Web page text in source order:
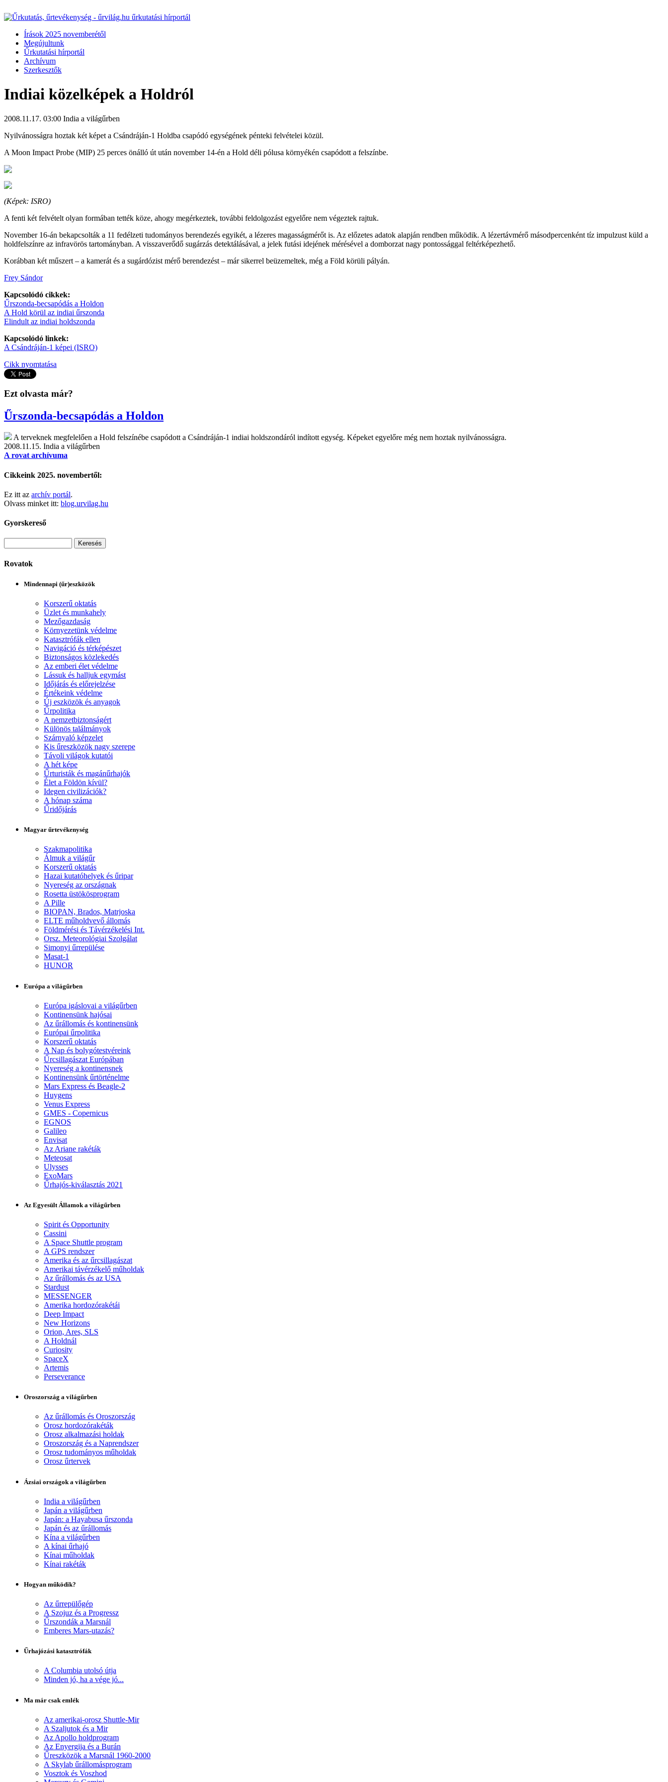
Írások 2025 novemberétől
Megújultunk
Űrkutatási hírportál
Archívum
Szerkesztők
Indiai közelképek a Holdról
2008.11.17. 03:00 India a világűrben
Nyilvánosságra hoztak két képet a Csándráján-1 Holdba csapódó egységének pénteki felvételei közül.
A Moon Impact Probe (MIP) 25 perces önálló út után november 14-én a Hold déli pólusa környékén csapódott a felszínbe.
(Képek: ISRO)
A fenti két felvételt olyan formában tették köze, ahogy megérkeztek, további feldolgozást egyelőre nem végeztek rajtuk.
November 16-án bekapcsolták a 11 fedélzeti tudományos berendezés egyikét, a lézeres magasságmérőt is. Az előzetes adatok alapján rendben működik. A lézertávmérő másodpercenként tíz impulzust küld a
holdfelszínre az infravörös tartományban. A visszaverődő sugárzás detektálásával, a jelek futási idejének mérésével a domborzat nagy pontossággal feltérképezhető.
Korábban két műszert – a kamerát és a sugárdózist mérő berendezést – már sikerrel beüzemeltek, még a Föld körüli pályán.
Frey Sándor
Kapcsolódó cikkek:
Űrszonda-becsapódás a Holdon
A Hold körül az indiai űrszonda
Elindult az indiai holdszonda
Kapcsolódó linkek:
A Csándráján-1 képei (ISRO)
Cikk nyomtatása
Ezt olvasta már?
Űrszonda-becsapódás a Holdon
A terveknek megfelelően a Hold felszínébe csapódott a Csándráján-1 indiai holdszondáról indított egység. Képeket egyelőre még nem hoztak nyilvánosságra.
2008.11.15. India a világűrben
A rovat archívuma
Cikkeink 2025. novembertől:
Ez itt az archív portál.
Olvass minket itt: blog.urvilag.hu
Gyorskereső
Rovatok
Mindennapi (űr)eszközök
Korszerű oktatás
Üzlet és munkahely
Mezőgazdaság
Környezetünk védelme
Katasztrófák ellen
Navigáció és térképészet
Biztonságos közlekedés
Az emberi élet védelme
Lássuk és halljuk egymást
Időjárás és előrejelzése
Értékeink védelme
Új eszközök és anyagok
Űrpolitika
A nemzetbiztonságért
Különös találmányok
Szárnyaló képzelet
Kis űreszközök nagy szerepe
Távoli világok kutatói
A hét képe
Űrturisták és magánűrhajók
Élet a Földön kívül?
Idegen civilizációk?
A hónap száma
Űridőjárás
Magyar űrtevékenység
Szakmapolitika
Álmuk a világűr
Korszerű oktatás
Hazai kutatóhelyek és űripar
Nyereség az országnak
Rosetta üstökösprogram
A Pille
BIOPAN, Brados, Matrjoska
ELTE műholdvevő állomás
Földmérési és Távérzékelési Int.
Orsz. Meteorológiai Szolgálat
Simonyi űrrepülése
Masat-1
HUNOR
Európa a világűrben
Európa igáslovai a világűrben
Kontinensünk hajósai
Az űrállomás és kontinensünk
Európai űrpolitika
Korszerű oktatás
A Nap és bolygótestvéreink
Űrcsillagászat Európában
Nyereség a kontinensnek
Kontinensünk űrtörténelme
Mars Express és Beagle-2
Huygens
Venus Express
GMES - Copernicus
EGNOS
Galileo
Envisat
Az Ariane rakéták
Meteosat
Ulysses
ExoMars
Űrhajós-kiválasztás 2021
Az Egyesült Államok a világűrben
Spirit és Opportunity
Cassini
A Space Shuttle program
A GPS rendszer
Amerika és az űrcsillagászat
Amerikai távérzékelő műholdak
Az űrállomás és az USA
Stardust
MESSENGER
Amerika hordozórakétái
Deep Impact
New Horizons
Orion, Ares, SLS
A Holdnál
Curiosity
SpaceX
Artemis
Perseverance
Oroszország a világűrben
Az űrállomás és Oroszország
Orosz hordozórakéták
Orosz alkalmazási holdak
Oroszország és a Naprendszer
Orosz tudományos műholdak
Orosz űrtervek
Ázsiai országok a világűrben
India a világűrben
Japán a világűrben
Japán: a Hayabusa űrszonda
Japán és az űrállomás
Kína a világűrben
A kínai űrhajó
Kínai műholdak
Kínai rakéták
Hogyan működik?
Az űrrepülőgép
A Szojuz és a Progressz
Űrszondák a Marsnál
Emberes Mars-utazás?
Űrhajózási katasztrófák
A Columbia utolsó útja
Minden jó, ha a vége jó...
Ma már csak emlék
Az amerikai-orosz Shuttle-Mir
A Szaljutok és a Mir
Az Apollo holdprogram
Az Enyergija és a Burán
Űreszközök a Marsnál 1960-2000
A Skylab űrállomásprogram
Vosztok és Voszhod